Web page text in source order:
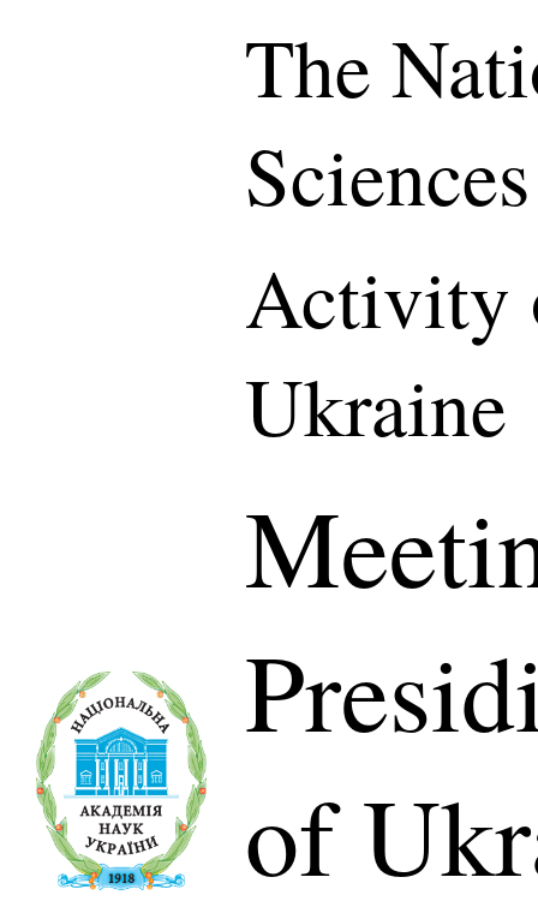
The
Activity
Ukraine
of